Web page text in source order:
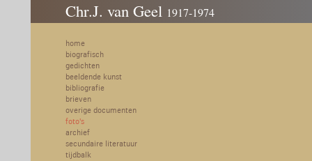
Chr.J. van Geel 1917-1974
home
biografisch
gedichten
beeldende kunst
bibliografie
brieven
overige documenten
foto's
archief
secundaire literatuur
tijdbalk